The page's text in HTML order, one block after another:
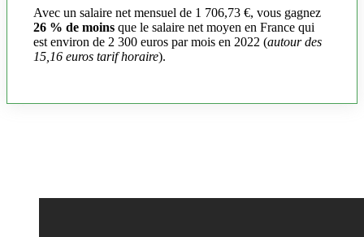
Avec un salaire net mensuel de 1 706,73 €, vous gagnez
26 % de moins que le salaire net moyen en France qui
est environ de 2 300 euros par mois en 2022 (autour des
15,16 euros tarif horaire).